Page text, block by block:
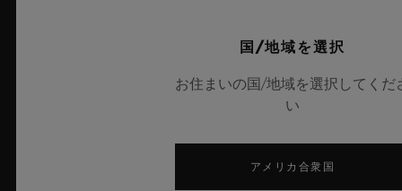
国/地域を選択
お住まいの国/地域を選択してくだ
い
アメリカ合衆国